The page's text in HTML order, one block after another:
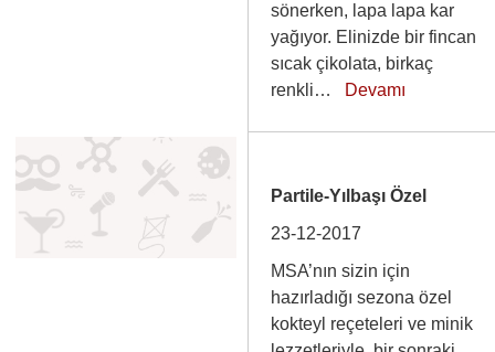
sönerken, lapa lapa kar
yağıyor. Elinizde bir fincan
sıcak çikolata, birkaç
renkli… Devamı
Partile-Yılbaşı Özel
23-12-2017
MSA’nın sizin için
hazırladığı sezona özel
kokteyl reçeteleri ve minik